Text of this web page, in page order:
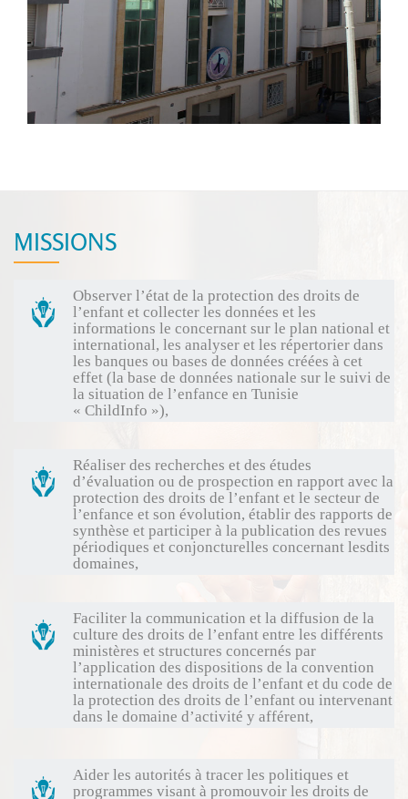
MISSIONS
Observer l’état de la protection des droits de
l’enfant et collecter les données et les
informations le concernant sur le plan national et
international, les analyser et les répertorier dans
les banques ou bases de données créées à cet
effet (la base de données nationale sur le suivi de
la situation de l’enfance en Tunisie
« ChildInfo »),
Réaliser des recherches et des études
d’évaluation ou de prospection en rapport avec la
protection des droits de l’enfant et le secteur de
l’enfance et son évolution, établir des rapports de
synthèse et participer à la publication des revues
périodiques et conjoncturelles concernant lesdits
domaines,
Faciliter la communication et la diffusion de la
culture des droits de l’enfant entre les différents
ministères et structures concernés par
l’application des dispositions de la convention
internationale des droits de l’enfant et du code de
la protection des droits de l’enfant ou intervenant
dans le domaine d’activité y afférent,
Aider les autorités à tracer les politiques et
programmes visant à promouvoir les droits de